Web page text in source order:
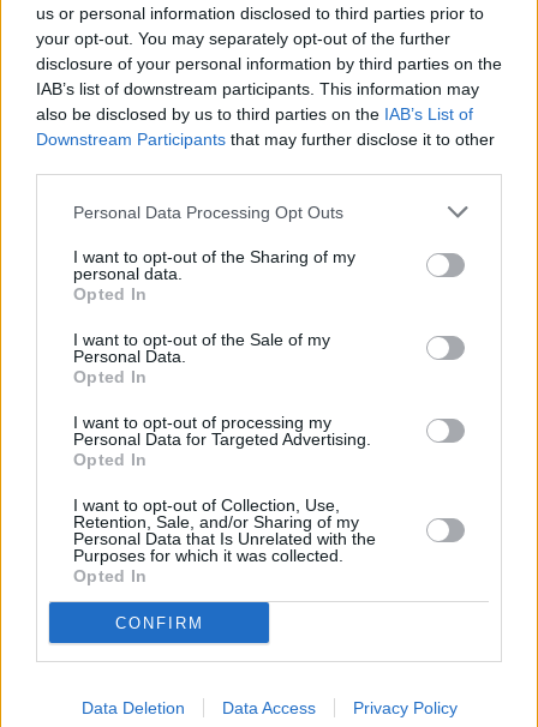
us or personal information disclosed to third parties prior to
your opt-out. You may separately opt-out of the further
disclosure of your personal information by third parties on the
IAB’s list of downstream participants. This information may
also be disclosed by us to third parties on the IAB’s List of
Downstream Participants that may further disclose it to other
Personal Data Processing Opt Outs
I want to opt-out of the Sharing of my
personal data.
Opted In
I want to opt-out of the Sale of my
Personal Data.
Opted In
I want to opt-out of processing my
Personal Data for Targeted Advertising.
Opted In
I want to opt-out of Collection, Use,
Retention, Sale, and/or Sharing of my
Personal Data that Is Unrelated with the
Purposes for which it was collected.
Opted In
CONFIRM
Data Deletion Data Access Privacy Policy
Comentarios (0)
LO MÁS LEÍDO
golpe de calor en Fuerteventura
por 30 euros por trayecto
en Fuerteventura